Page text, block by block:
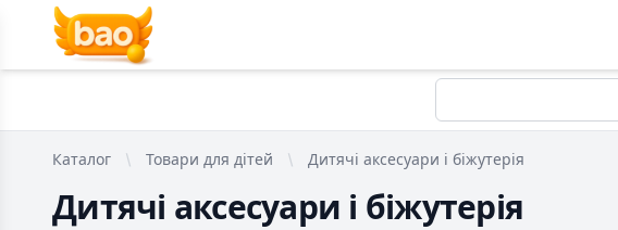
Каталог Товари для дітей Дитячі аксесуари і біжутерія
Дитячі аксесуари і біжутерія